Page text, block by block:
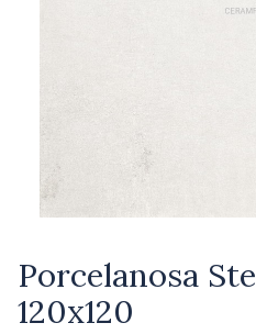
Porcelanosa
120x120